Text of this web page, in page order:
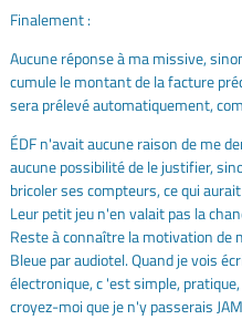
Finalement :
Aucune réponse à ma missive,
cumule le montant de la facture
sera prélevé automatiquement,
ÉDF n'avait aucune raison de me
aucune possibilité de le justifier,
bricoler ses compteurs, ce qui
Leur petit jeu n'en valait pas la
Reste à connaître la motivation de
Bleue par audiotel. Quand je vois
électronique, c 'est simple,
croyez-moi que je n'y passerais